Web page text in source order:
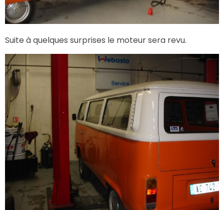
Suite à quelques surprises le moteur sera revu.